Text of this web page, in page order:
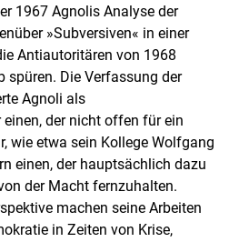
1967 Agnolis Analyse der
»Subversiven« in einer
Antiautoritären von 1968
spüren. Die Verfassung der
Agnoli als
der nicht offen für ein
wie etwa sein Kollege Wolfgang
einen, der hauptsächlich dazu
der Macht fernzuhalten.
machen seine Arbeiten
in Zeiten von Krise,